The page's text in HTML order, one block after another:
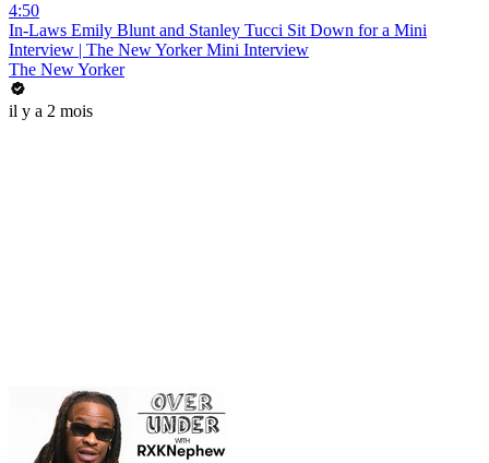
4:50
In-Laws Emily Blunt and Stanley Tucci Sit Down for a Mini
Interview | The New Yorker Mini Interview
The New Yorker
il y a 2 mois